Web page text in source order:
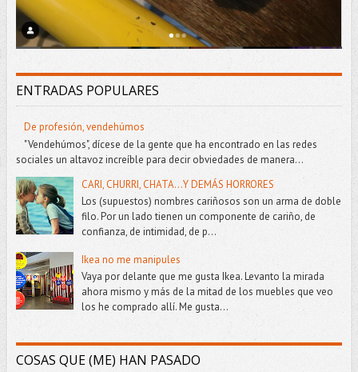
ENTRADAS POPULARES
De profesión, vendehúmos
"Vendehúmos", dícese de la gente que ha encontrado en las redes
sociales un altavoz increíble para decir obviedades de manera...
CARI, CHURRI, CHATA...Y DEMÁS HORRORES
Los (supuestos) nombres cariñosos son un arma de doble
filo. Por un lado tienen un componente de cariño, de
confianza, de intimidad, de p...
Ikea no me manipules
Vaya por delante que me gusta Ikea. Levanto la mirada
ahora mismo y más de la mitad de los muebles que veo
los he comprado allí. Me gusta...
COSAS QUE (ME) HAN PASADO